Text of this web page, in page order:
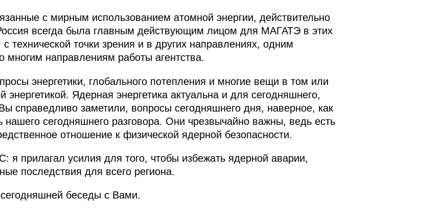
с мирным использованием атомной энергии, действительно
всегда была главным действующим лицом для МАГАТЭ в этих
технической точки зрения и в других направлениях, одним
многим направлениям работы агентства.
энергетики, глобального потепления и многие вещи в том или
Ядерная энергетика актуальна и для сегодняшнего,
справедливо заметили, вопросы сегодняшнего дня, наверное, как
нашего сегодняшнего разговора. Они чрезвычайно важны, ведь есть
отношение к физической ядерной безопасности.
я прилагал усилия для того, чтобы избежать ядерной аварии,
последствия для всего региона.
беседы с Вами.